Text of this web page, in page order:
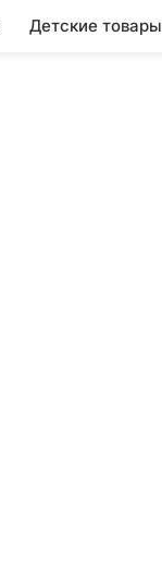
Детские товары